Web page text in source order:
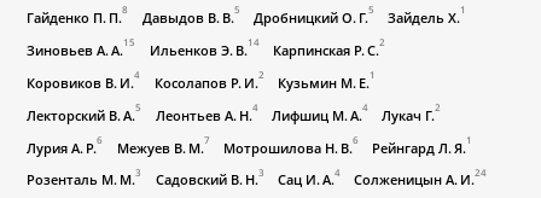
Гайденко П. П.8 Давыдов В. В.5 Дробницкий О. Г.5 Зайдель Х. 1
Зиновьев А. А. 15 Ильенков Э. В. 14 Карпинская Р. С.2
Коровиков В. И.4 Косолапов Р. И.2 Кузьмин М. Е. 1
Лекторский В. А.5 Леонтьев А. Н.4 Лифшиц М. А.4 Лукач Г.2
Лурия А. Р.6 Межуев В. М.7 Мотрошилова Н. В.6 Рейнгард Л. Я. 1
Розенталь М. М.3 Садовский В. Н.3 Сац И. А.4 Солженицын А. И.24